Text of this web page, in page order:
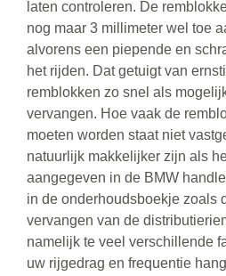
laten controleren. De
nog maar 3 millimeter wel toe
alvorens een piepende en
het rijden. Dat getuigt van
remblokken zo snel als
vervangen. Hoe vaak de
moeten worden staat niet
natuurlijk makkelijker zijn als
aangegeven in de BMW
in de onderhoudsboekje zoals
vervangen van de
namelijk te veel verschillende
uw rijgedrag en frequentie